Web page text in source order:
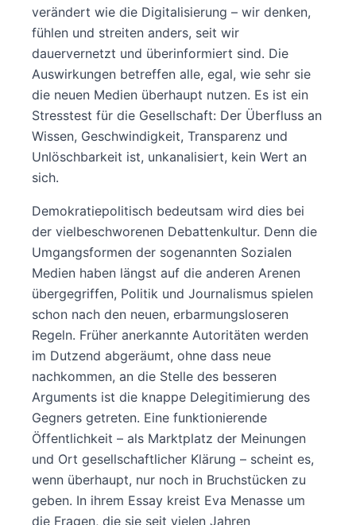
verändert wie die Digitalisierung – wir denken,
fühlen und streiten anders, seit wir
dauervernetzt und überinformiert sind. Die
Auswirkungen betreffen alle, egal, wie sehr sie
die neuen Medien überhaupt nutzen. Es ist ein
Stresstest für die Gesellschaft: Der Überfluss an
Wissen, Geschwindigkeit, Transparenz und
Unlöschbarkeit ist, unkanalisiert, kein Wert an
sich.
Demokratiepolitisch bedeutsam wird dies bei
der vielbeschworenen Debattenkultur. Denn die
Umgangsformen der sogenannten Sozialen
Medien haben längst auf die anderen Arenen
übergegriffen, Politik und Journalismus spielen
schon nach den neuen, erbarmungsloseren
Regeln. Früher anerkannte Autoritäten werden
im Dutzend abgeräumt, ohne dass neue
nachkommen, an die Stelle des besseren
Arguments ist die knappe Delegitimierung des
Gegners getreten. Eine funktionierende
Öffentlichkeit – als Marktplatz der Meinungen
und Ort gesellschaftlicher Klärung – scheint es,
wenn überhaupt, nur noch in Bruchstücken zu
geben. In ihrem Essay kreist Eva Menasse um
die Fragen, die sie seit vielen Jahren